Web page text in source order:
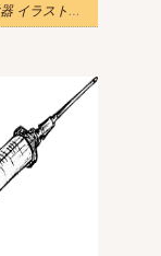
アイコン 注射器 イラスト透明1